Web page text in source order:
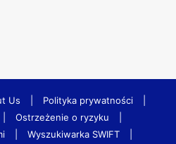
Us Polityka prywatności
Ostrzeżenie o ryzyku
Wyszukiwarka SWIFT